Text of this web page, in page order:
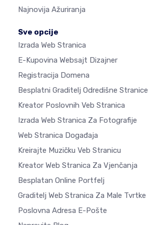
Najnovija Ažuriranja
Sve opcije
Izrada Web Stranica
E-Kupovina Websajt Dizajner
Registracija Domena
Besplatni Graditelj Odredišne Stranice
Kreator Poslovnih Veb Stranica
Izrada Web Stranica Za Fotografije
Web Stranica Događaja
Kreirajte Muzičku Veb Stranicu
Kreator Web Stranica Za Vjenčanja
Besplatan Online Portfelj
Graditelj Web Stranica Za Male Tvrtke
Poslovna Adresa E-Pošte